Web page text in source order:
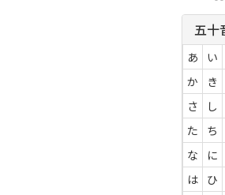
五十
あ い
か
き
さ
し
た
ち
な
に
は
ひ